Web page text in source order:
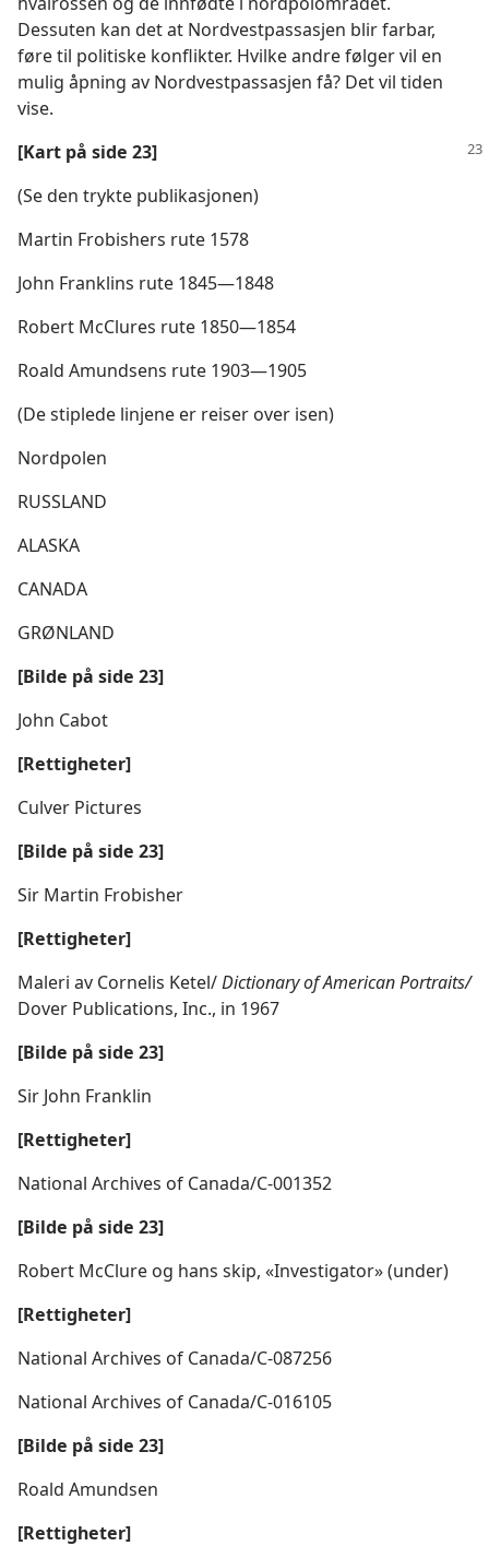
Dessuten kan det at Nordvestpassasjen blir farbar,
føre til politiske konflikter. Hvilke andre følger vil en
mulig åpning av Nordvestpassasjen få? Det vil tiden
vise.
[Kart på side 23]
(Se den trykte publikasjonen)
Martin Frobishers rute 1578
John Franklins rute 1845—1848
Robert McClures rute 1850—1854
Roald Amundsens rute 1903—1905
(De stiplede linjene er reiser over isen)
Nordpolen
RUSSLAND
ALASKA
CANADA
GRØNLAND
[Bilde på side 23]
John Cabot
[Rettigheter]
Culver Pictures
[Bilde på side 23]
Sir Martin Frobisher
[Rettigheter]
Maleri av Cornelis Ketel/Dictionary of American Portraits/
Dover Publications, Inc., in 1967
[Bilde på side 23]
Sir John Franklin
[Rettigheter]
National Archives of Canada/C-001352
[Bilde på side 23]
Robert McClure og hans skip, «Investigator» (under)
[Rettigheter]
National Archives of Canada/C-087256
National Archives of Canada/C-016105
[Bilde på side 23]
Roald Amundsen
[Rettigheter]